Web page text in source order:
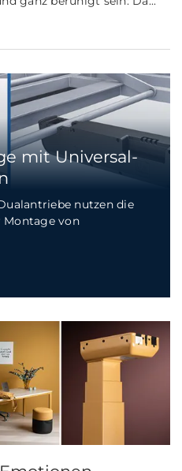
mit Universal-
nutzen die
Montage von